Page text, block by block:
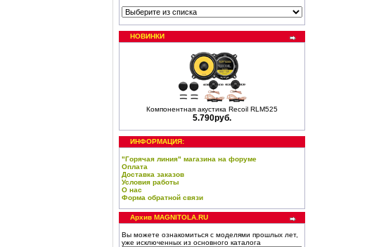
НОВИНКИ
Компонентная акустика Recoil RLM525
5.790руб.
ИНФОРМАЦИЯ:
"Горячая линия" магазина на форуме
Оплата
Доставка заказов
Условия работы
О нас
Форма обратной связи
Архив MAGNITOLA.RU
Вы можете ознакомиться с моделями прошлых лет,
уже исключенных из основного каталога